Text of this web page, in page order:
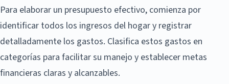
Para elaborar un presupuesto efectivo, comienza por
identificar todos los ingresos del hogar y registrar
detalladamente los gastos. Clasifica estos gastos en
categorías para facilitar su manejo y establecer metas
financieras claras y alcanzables.